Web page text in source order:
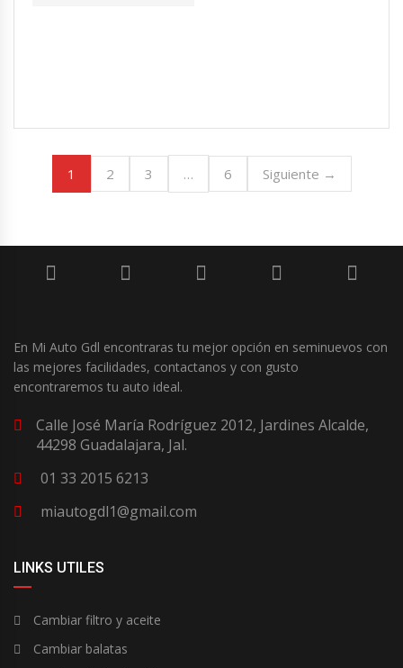
1 2 3 … 6 Siguiente →
En Mi Auto Gdl encontraras tu mejor opción en seminuevos con
las mejores facilidades, contactanos y con gusto
encontraremos tu auto ideal.
Calle José María Rodríguez 2012, Jardines Alcalde,
44298 Guadalajara, Jal.
01 33 2015 6213
miautogdl1@gmail.com
LINKS UTILES
Cambiar filtro y aceite
Cambiar balatas